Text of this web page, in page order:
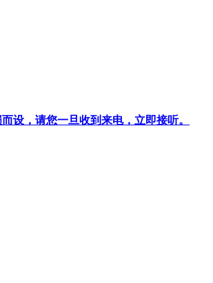
设，请您一旦收到来电，立即接听。